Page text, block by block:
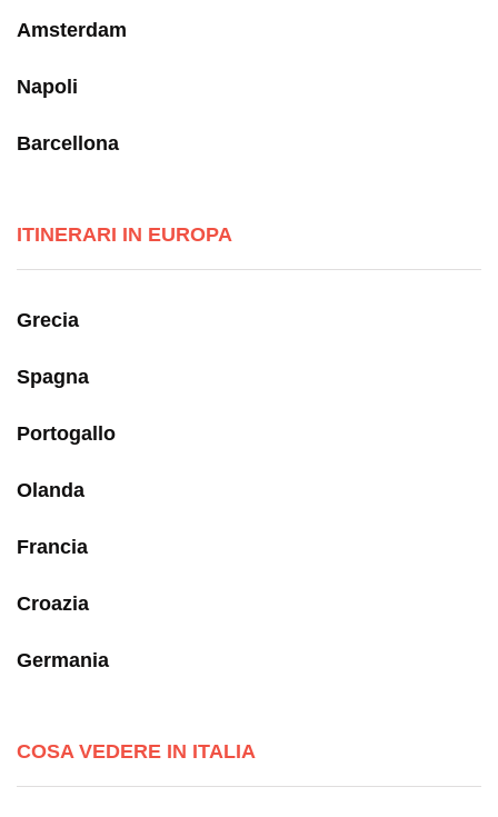
Amsterdam
Napoli
Barcellona
ITINERARI IN EUROPA
Grecia
Spagna
Portogallo
Olanda
Francia
Croazia
Germania
COSA VEDERE IN ITALIA